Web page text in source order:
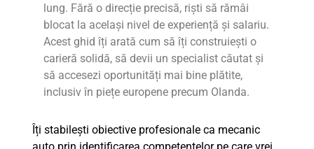
lung. Fără o direcție precisă, riști să rămâi
blocat la același nivel de experiență și salariu.
Acest ghid îți arată cum să îți construiești o
carieră solidă, să devii un specialist căutat și
să accesezi oportunități mai bine plătite,
inclusiv în piețe europene precum Olanda.
Îți stabilești obiective profesionale ca mecanic